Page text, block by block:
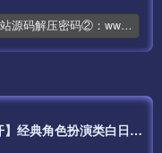
本站源码解压密码②：www.syymw.com
【白日门传奇之飞龙传奇明文端方便二开】经典角色扮演类白日门传奇手游最新打包Wn服务端源码视频架设教程-完善GM网页后台工具！